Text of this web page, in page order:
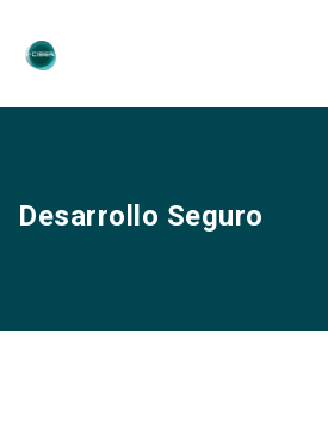
Desarrollo Seguro